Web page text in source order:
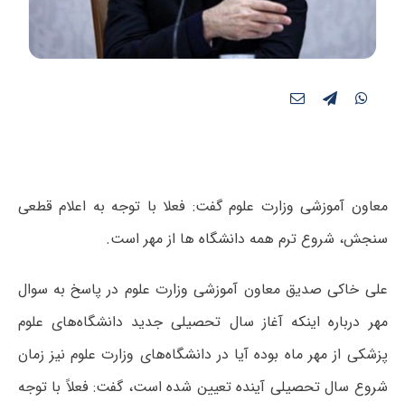
معاون آموزشی وزارت علوم گفت: فعلا با توجه به اعلام قطعی
سنجش، شروع ترم همه دانشگاه ها از مهر است.
علی خاکی صدیق معاون آموزشی وزارت علوم در پاسخ به سوال
مهر درباره اینکه آغاز سال تحصیلی جدید دانشگاه‌های علوم
پزشکی از مهر ماه بوده آیا در دانشگاه‌های وزارت علوم نیز زمان
شروع سال تحصیلی آینده تعیین شده است، گفت: فعلاً با توجه